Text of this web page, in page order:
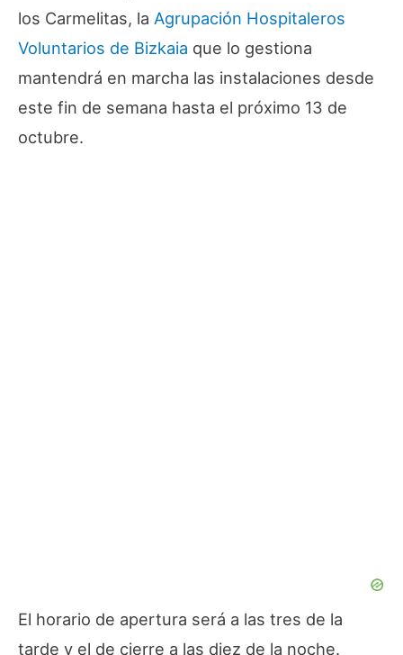
los Carmelitas, la Agrupación Hospitaleros
Voluntarios de Bizkaia que lo gestiona
mantendrá en marcha las instalaciones desde
este fin de semana hasta el próximo 13 de
octubre.
El horario de apertura será a las tres de la
tarde y el de cierre a las diez de la noche.